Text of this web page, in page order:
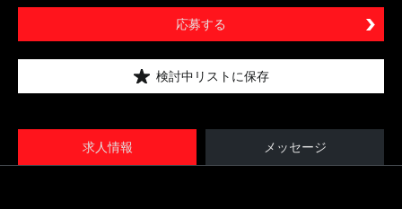
応募する
検討中リストに保存
求人情報 メッセージ